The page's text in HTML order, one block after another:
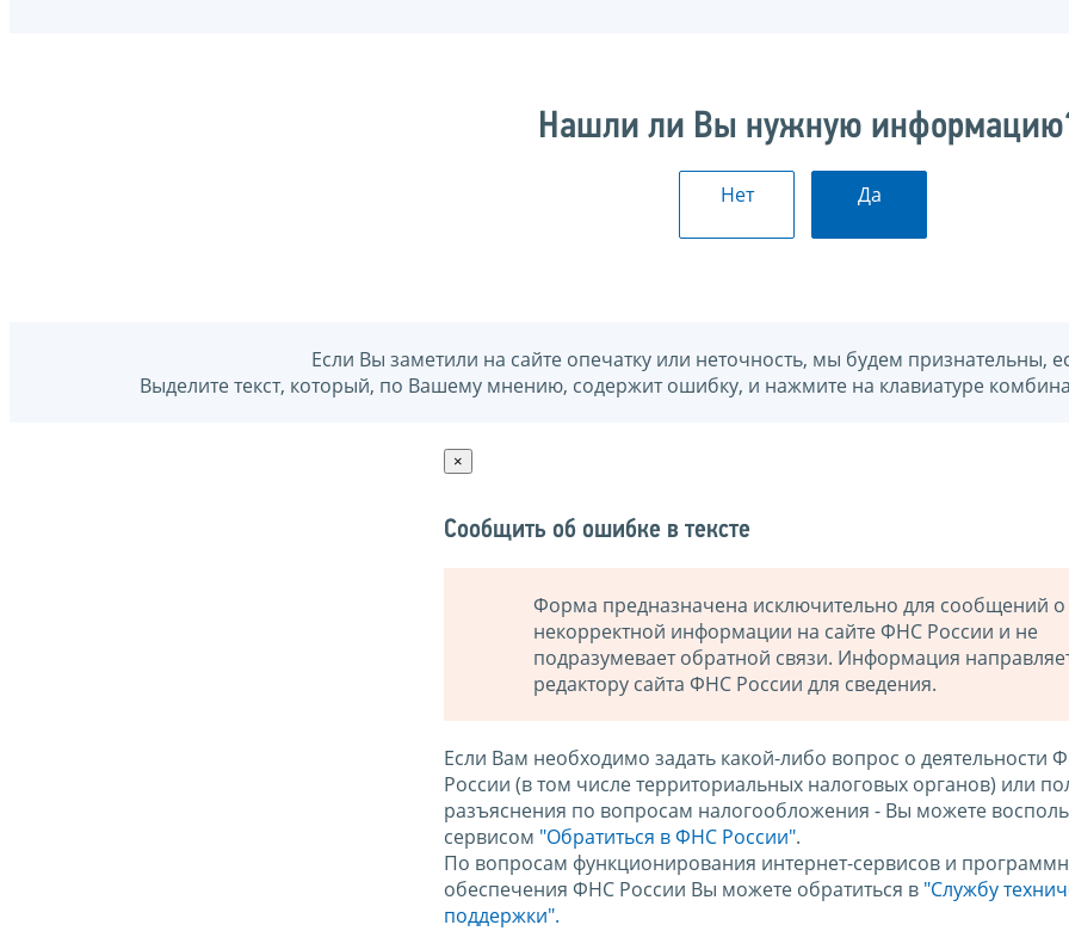
Нашли ли Вы нужную
Нет Да
Если Вы заметили на сайте опечатку или неточность, мы будем признательны,
Выделите текст, который, по Вашему мнению, содержит ошибку, и нажмите на клавиатуре
×
Сообщить об ошибке в тексте
Форма предназначена исключительно для сообщений о
некорректной информации на сайте ФНС России и не
подразумевает обратной связи. Информация
редактору сайта ФНС России для сведения.
Если Вам необходимо задать какой-либо вопрос о деятельности
России (в том числе территориальных налоговых органов) или
разъяснения по вопросам налогообложения - Вы можете
сервисом "Обратиться в ФНС России".
По вопросам функционирования интернет-сервисов и
обеспечения ФНС России Вы можете обратиться в "Службу
поддержки".